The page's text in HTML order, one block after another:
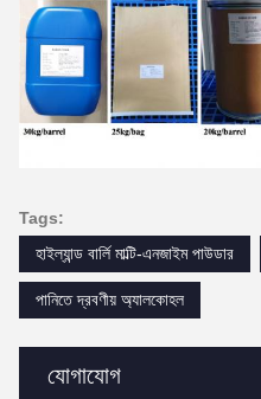
যোগাযোগ
Tags:
হাইল্যান্ড বার্লি মাল্টি-এনজাইম পাউডার
পানিতে দ্রবণীয় অ্যালকোহল